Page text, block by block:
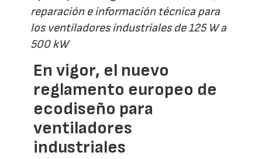
reparación e información técnica para
los ventiladores industriales de 125 W a
500 kW
En vigor, el nuevo
reglamento europeo de
ecodiseño para
ventiladores
industriales